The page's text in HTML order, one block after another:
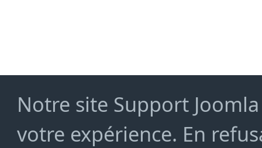
Notre site Support
votre expérience. En